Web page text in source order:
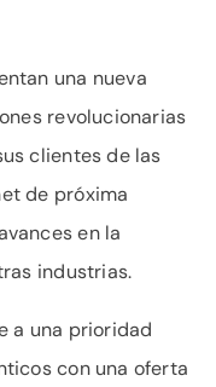
una nueva
revolucionarias
clientes de las
de próxima
en la
industrias.
a una prioridad
con una oferta